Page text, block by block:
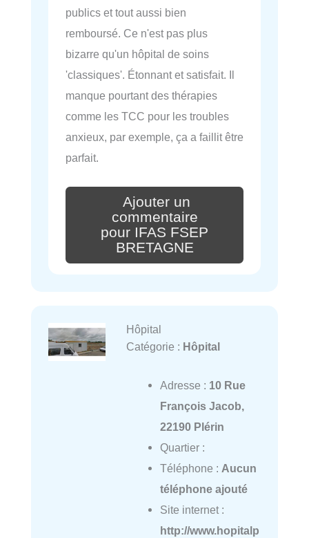
publics et tout aussi bien
remboursé. Ce n'est pas plus
bizarre qu'un hôpital de soins
'classiques'. Étonnant et satisfait. Il
manque pourtant des thérapies
comme les TCC pour les troubles
anxieux, par exemple, ça a faillit être
parfait.
Ajouter un
commentaire
pour IFAS FSEP
BRETAGNE
Hôpital
Catégorie : Hôpital
Adresse : 10 Rue
François Jacob,
22190 Plérin
Quartier :
Téléphone : Aucun
téléphone ajouté
Site internet :
http://www.hopitalp